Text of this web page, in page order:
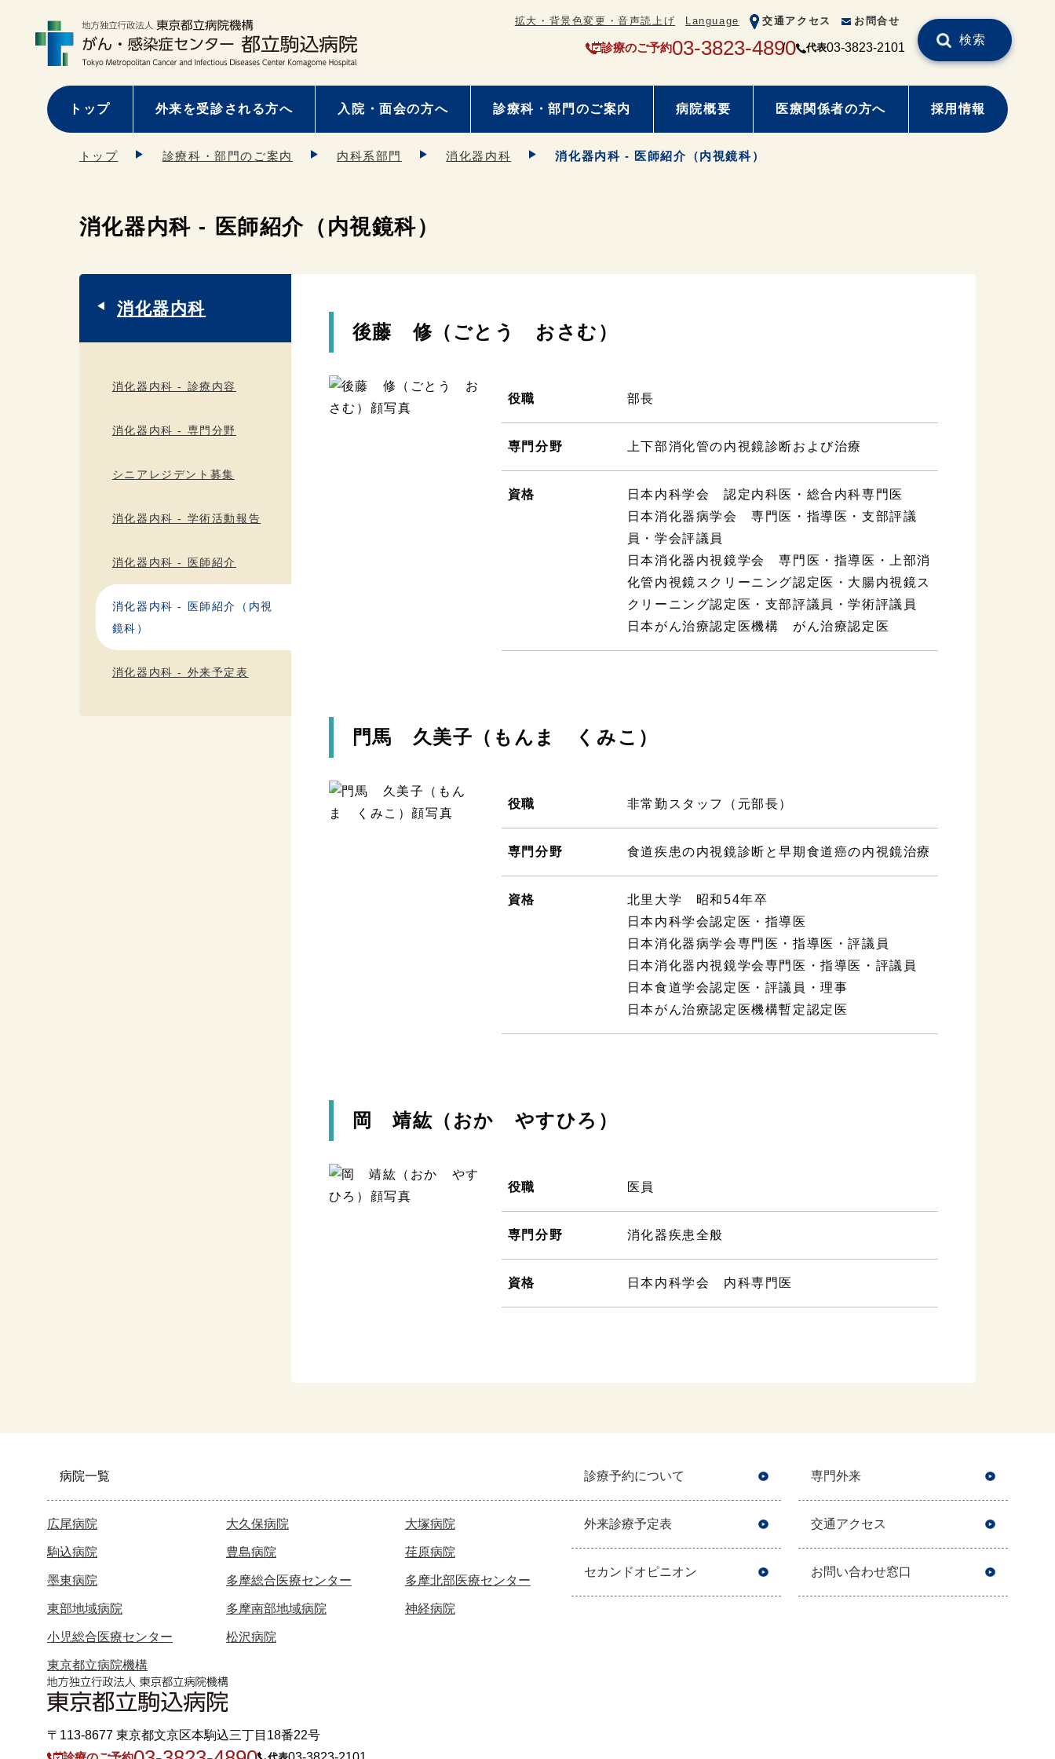
拡大・背景色変更・音声読上げ Language 交通アクセス お問合せ
診療のご予約03-3823-4890 代表03-3823-2101
検索
トップ 外来を受診される方へ 入院・面会の方へ 診療科・部門のご案内 病院概要 医療関係者の方へ 採用情報
トップ 診療科・部門のご案内 内科系部門 消化器内科 消化器内科 - 医師紹介（内視鏡科）
消化器内科 - 医師紹介（内視鏡科）
後藤 修（ごとう おさむ）
役職 部長
専門分野 上下部消化管の内視鏡診断および治療
資格
日本内科学会 認定内科医・総合内科専門医
日本消化器病学会 専門医・指導医・支部評議
員・学会評議員
日本消化器内視鏡学会 専門医・指導医・上部消
化管内視鏡スクリーニング認定医・大腸内視鏡ス
クリーニング認定医・支部評議員・学術評議員
日本がん治療認定医機構 がん治療認定医
門馬 久美子（もんま くみこ）
役職 非常勤スタッフ（元部長）
専門分野 食道疾患の内視鏡診断と早期食道癌の内視鏡治療
資格
北里大学 昭和54年卒
日本内科学会認定医・指導医
日本消化器病学会専門医・指導医・評議員
日本消化器内視鏡学会専門医・指導医・評議員
日本食道学会認定医・評議員・理事
日本がん治療認定医機構暫定認定医
岡 靖紘（おか やすひろ）
役職 医員
専門分野 消化器疾患全般
資格 日本内科学会 内科専門医
消化器内科
消化器内科 - 診療内容
消化器内科 - 専門分野
シニアレジデント募集
消化器内科 - 学術活動報告
消化器内科 - 医師紹介
消化器内科 - 医師紹介（内視
鏡科）
消化器内科 - 外来予定表
病院一覧
広尾病院 大久保病院 大塚病院
駒込病院 豊島病院 荏原病院
墨東病院 多摩総合医療センター 多摩北部医療センター
東部地域病院 多摩南部地域病院 神経病院
小児総合医療センター 松沢病院
東京都立病院機構
診療予約について
外来診療予定表
セカンドオピニオン
専門外来
交通アクセス
お問い合わせ窓口
〒113-8677 東京都文京区本駒込三丁目18番22号